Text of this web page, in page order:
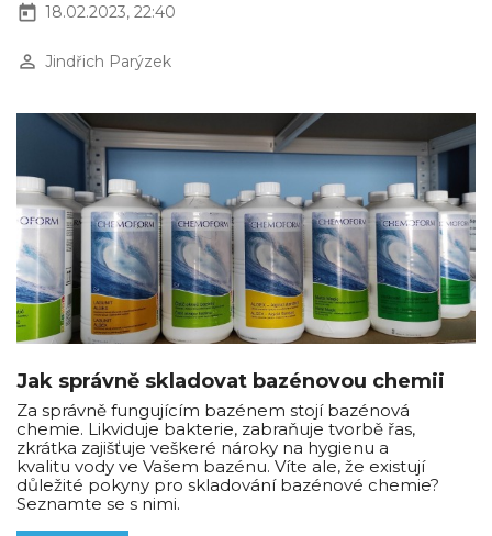
today 18.02.2023, 22:40
perm_identity Jindřich Parýzek
Jak správně skladovat bazénovou chemii
Za správně fungujícím bazénem stojí bazénová
chemie. Likviduje bakterie, zabraňuje tvorbě řas,
zkrátka zajišťuje veškeré nároky na hygienu a
kvalitu vody ve Vašem bazénu. Víte ale, že existují
důležité pokyny pro skladování bazénové chemie?
Seznamte se s nimi.